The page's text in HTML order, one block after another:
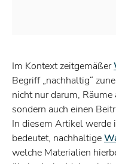
Im Kontext zeitgemäßer
Begriff „nachhaltig“
nicht nur darum,
sondern auch einen
In diesem Artikel werde
bedeutet, nachhaltige
welche Materialien